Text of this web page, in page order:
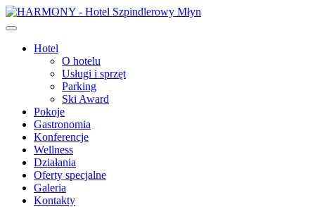
Przejdź
do
Hotel
O hotelu
Usługi i sprzęt
Parking
Ski Award
Pokoje
Gastronomia
Konferencje
Wellness
Działania
Oferty specjalne
Galeria
Kontakty